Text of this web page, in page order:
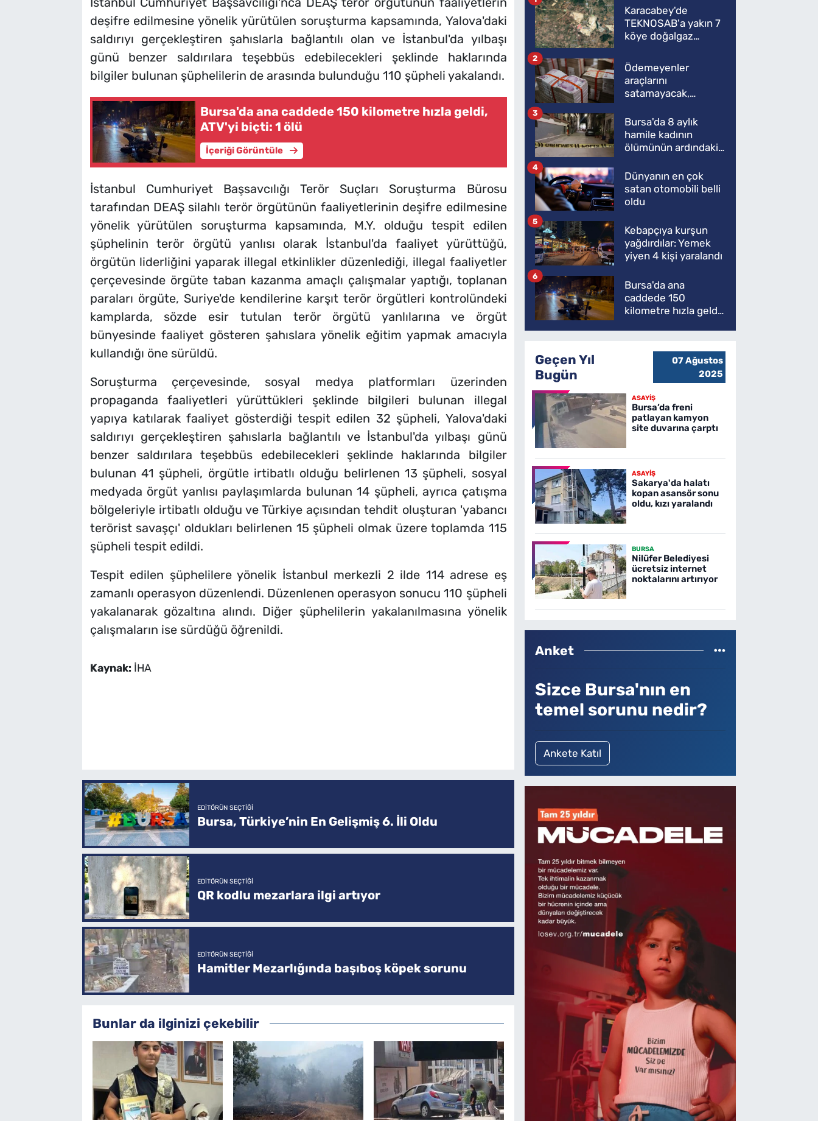
deşifre edilmesine yönelik yürütülen soruşturma kapsamında, Yalova'daki
saldırıyı gerçekleştiren şahıslarla bağlantılı olan ve İstanbul'da yılbaşı
günü benzer saldırılara teşebbüs edebilecekleri şeklinde haklarında
bilgiler bulunan şüphelilerin de arasında bulunduğu 110 şüpheli yakalandı.
Bursa'da ana caddede 150 kilometre hızla geldi,
ATV'yi biçti: 1 ölü
İçeriği Görüntüle
İstanbul Cumhuriyet Başsavcılığı Terör Suçları Soruşturma Bürosu
tarafından DEAŞ silahlı terör örgütünün faaliyetlerinin deşifre edilmesine
yönelik yürütülen soruşturma kapsamında, M.Y. olduğu tespit edilen
şüphelinin terör örgütü yanlısı olarak İstanbul'da faaliyet yürüttüğü,
örgütün liderliğini yaparak illegal etkinlikler düzenlediği, illegal faaliyetler
çerçevesinde örgüte taban kazanma amaçlı çalışmalar yaptığı, toplanan
paraları örgüte, Suriye'de kendilerine karşıt terör örgütleri kontrolündeki
kamplarda, sözde esir tutulan terör örgütü yanlılarına ve örgüt
bünyesinde faaliyet gösteren şahıslara yönelik eğitim yapmak amacıyla
kullandığı öne sürüldü.
Soruşturma çerçevesinde, sosyal medya platformları üzerinden
propaganda faaliyetleri yürüttükleri şeklinde bilgileri bulunan illegal
yapıya katılarak faaliyet gösterdiği tespit edilen 32 şüpheli, Yalova'daki
saldırıyı gerçekleştiren şahıslarla bağlantılı ve İstanbul'da yılbaşı günü
benzer saldırılara teşebbüs edebilecekleri şeklinde haklarında bilgiler
bulunan 41 şüpheli, örgütle irtibatlı olduğu belirlenen 13 şüpheli, sosyal
medyada örgüt yanlısı paylaşımlarda bulunan 14 şüpheli, ayrıca çatışma
bölgeleriyle irtibatlı olduğu ve Türkiye açısından tehdit oluşturan 'yabancı
terörist savaşçı' oldukları belirlenen 15 şüpheli olmak üzere toplamda 115
şüpheli tespit edildi.
Tespit edilen şüphelilere yönelik İstanbul merkezli 2 ilde 114 adrese eş
zamanlı operasyon düzenlendi. Düzenlenen operasyon sonucu 110 şüpheli
yakalanarak gözaltına alındı. Diğer şüphelilerin yakalanılmasına yönelik
çalışmaların ise sürdüğü öğrenildi.
Kaynak: İHA
EDITÖRÜN SEÇTIĞI
Bursa, Türkiye’nin En Gelişmiş 6. İli Oldu
EDITÖRÜN SEÇTIĞI
QR kodlu mezarlara ilgi artıyor
EDITÖRÜN SEÇTIĞI
Hamitler Mezarlığında başıboş köpek sorunu
Bunlar da ilginizi çekebilir
Karacabey'de
TEKNOSAB'a yakın 7
köye doğalgaz
Ödemeyenler
araçlarını
satamayacak,
2
Bursa'da 8 aylık
hamile kadının
ölümünün ardındaki
3
Dünyanın en çok
satan otomobili belli
oldu
4
Kebapçıya kurşun
yağdırdılar: Yemek
yiyen 4 kişi yaralandı
5
Bursa'da ana
caddede 150
kilometre hızla geldi,
6
Geçen Yıl
Bugün
07 Ağustos
2025
ASAYİŞ
Bursa’da freni
patlayan kamyon
site duvarına çarptı
ASAYİŞ
Sakarya'da halatı
kopan asansör sonu
oldu, kızı yaralandı
BURSA
Nilüfer Belediyesi
ücretsiz internet
noktalarını artırıyor
Anket
Sizce Bursa'nın en
temel sorunu nedir?
Ankete Katıl
TV REHBERİ